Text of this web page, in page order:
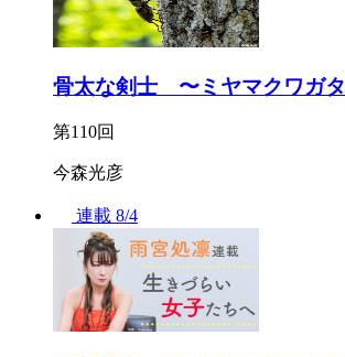
骨太な剣士 〜ミヤマクワガタ
第110回
今森光彦
連載 8/4